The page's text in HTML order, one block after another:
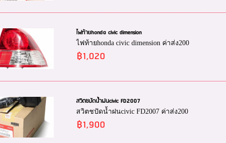
ไฟท้ายhonda civic dimension
ไฟท้ายhonda civic dimension ค่าส่ง200
฿1,020
สวิตชปัดน้ำฝนcivic FD2007
สวิตชปัดน้ำฝนcivic FD2007 ค่าส่ง200
฿1,900